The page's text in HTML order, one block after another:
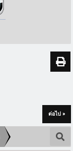
ต่อไป »